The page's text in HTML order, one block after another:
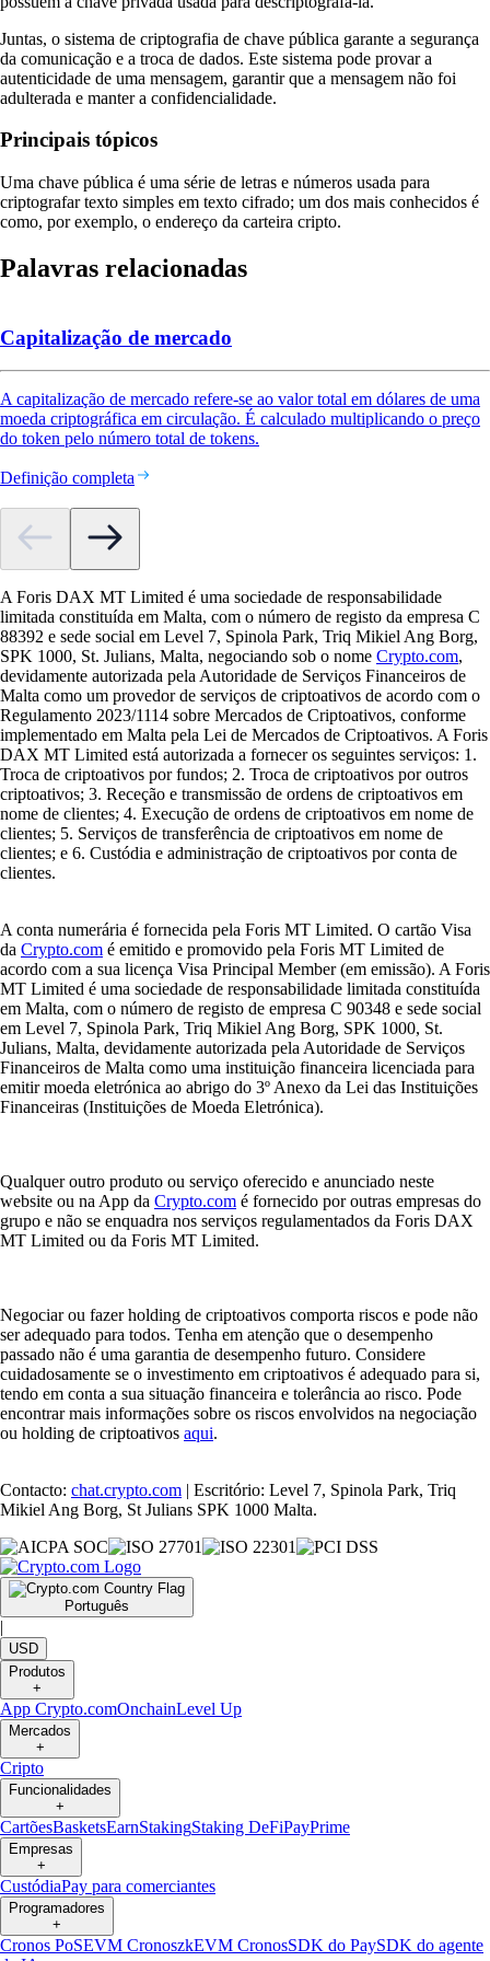
Juntas, o sistema de criptografia de chave pública garante a segurança
da comunicação e a troca de dados. Este sistema pode provar a
autenticidade de uma mensagem, garantir que a mensagem não foi
adulterada e manter a confidencialidade.
Principais tópicos
Uma chave pública é uma série de letras e números usada para
criptografar texto simples em texto cifrado; um dos mais conhecidos é
como, por exemplo, o endereço da carteira cripto.
Palavras relacionadas
Capitalização de mercado
A capitalização de mercado refere-se ao valor total em dólares de uma
moeda criptográfica em circulação. É calculado multiplicando o preço
do token pelo número total de tokens.
Definição completa
A Foris DAX MT Limited é uma sociedade de responsabilidade
limitada constituída em Malta, com o número de registo da empresa C
88392 e sede social em Level 7, Spinola Park, Triq Mikiel Ang Borg,
SPK 1000, St. Julians, Malta, negociando sob o nome Crypto.com,
devidamente autorizada pela Autoridade de Serviços Financeiros de
Malta como um provedor de serviços de criptoativos de acordo com o
Regulamento 2023/1114 sobre Mercados de Criptoativos, conforme
implementado em Malta pela Lei de Mercados de Criptoativos. A Foris
DAX MT Limited está autorizada a fornecer os seguintes serviços: 1.
Troca de criptoativos por fundos; 2. Troca de criptoativos por outros
criptoativos; 3. Receção e transmissão de ordens de criptoativos em
nome de clientes; 4. Execução de ordens de criptoativos em nome de
clientes; 5. Serviços de transferência de criptoativos em nome de
clientes; e 6. Custódia e administração de criptoativos por conta de
clientes.
A conta numerária é fornecida pela Foris MT Limited. O cartão Visa
da Crypto.com é emitido e promovido pela Foris MT Limited de
acordo com a sua licença Visa Principal Member (em emissão). A Foris
MT Limited é uma sociedade de responsabilidade limitada constituída
em Malta, com o número de registo de empresa C 90348 e sede social
em Level 7, Spinola Park, Triq Mikiel Ang Borg, SPK 1000, St.
Julians, Malta, devidamente autorizada pela Autoridade de Serviços
Financeiros de Malta como uma instituição financeira licenciada para
emitir moeda eletrónica ao abrigo do 3º Anexo da Lei das Instituições
Financeiras (Instituições de Moeda Eletrónica).
Qualquer outro produto ou serviço oferecido e anunciado neste
website ou na App da Crypto.com é fornecido por outras empresas do
grupo e não se enquadra nos serviços regulamentados da Foris DAX
MT Limited ou da Foris MT Limited.
Negociar ou fazer holding de criptoativos comporta riscos e pode não
ser adequado para todos. Tenha em atenção que o desempenho
passado não é uma garantia de desempenho futuro. Considere
cuidadosamente se o investimento em criptoativos é adequado para si,
tendo em conta a sua situação financeira e tolerância ao risco. Pode
encontrar mais informações sobre os riscos envolvidos na negociação
ou holding de criptoativos aqui.
Contacto: chat.crypto.com | Escritório: Level 7, Spinola Park, Triq
Mikiel Ang Borg, St Julians SPK 1000 Malta.
Português
|
USD
Produtos
+
App Crypto.comOnchainLevel Up
Mercados
+
Cripto
Funcionalidades
+
CartõesBasketsEarnStakingStaking DeFiPayPrime
Empresas
+
CustódiaPay para comerciantes
Programadores
+
Cronos PoSEVM CronoszkEVM CronosSDK do PaySDK do agente